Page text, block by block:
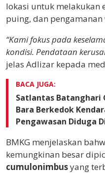
lokasi untuk melakukan
puing, dan pengamanan
“Kami fokus pada
kondisi. Pendataan
jelas Adlizar kepada
BACA JUGA:
Satlantas Batanghari
Bara Berkedok
Pengawasan Diduga
BMKG menjelaskan
kemungkinan besar
cumulonimbusyang